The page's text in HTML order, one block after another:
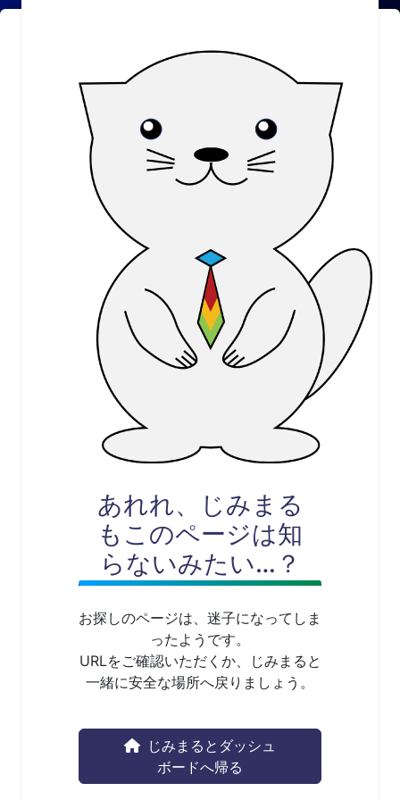
あれれ、じみまる
もこのページは知
らないみたい…？
お探しのページは、迷子になってしま
ったようです。
URLをご確認いただくか、じみまると
一緒に安全な場所へ戻りましょう。
じみまるとダッシュ
ボードへ帰る